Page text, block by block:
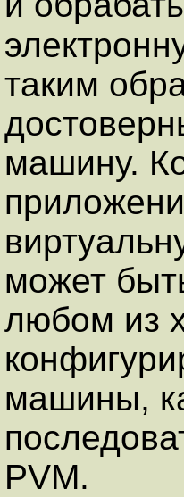
таким
машину.
может
любом из
машины,
PVM.